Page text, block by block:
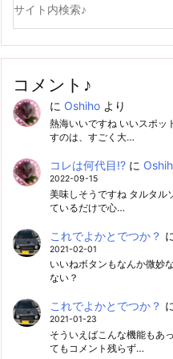
コメント♪
に Oshihoより
熱海いいですね いいスポッ
すのは、すごく大…
コレは何代目!?に
2022-09-15
美味しそうですね タルタル
ているだけで心…
これでよかとでつか？
2021-02-01
いいねボタンもなんか微妙
ない？
これでよかとでつか？
2021-01-23
そういえばこんな機能もあ
てもコメント残らず…